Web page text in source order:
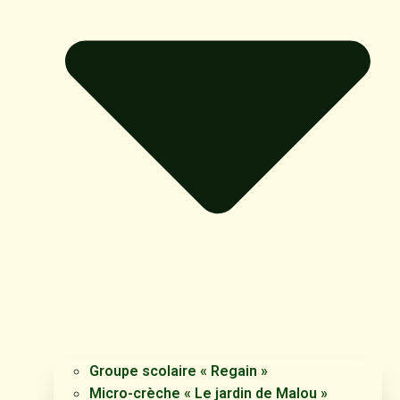
Groupe scolaire « Regain »
Micro-crèche « Le jardin de Malou »